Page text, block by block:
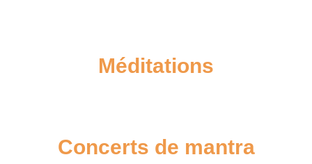
Méditations
Concerts de mantra